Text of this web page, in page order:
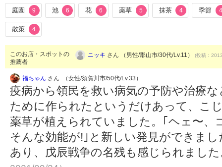
庭園 9 池 6 花 6 薬草 5 抹茶 4 季節
散策 4
このお店・スポットの
推薦者
ニッキ さん （男性/郡山市/30代/Lv.11） (投稿：
福ちゃん さん （女性/須賀川市/50代/Lv.33）
疫病から領民を救い病気の予防や治療
ために作られたというだけあって、こ
薬草が植えられていました。｢ヘェ〜、
そんな効能が!｣と新しい発見ができま
あり、戊辰戦争の名残も感じられまし